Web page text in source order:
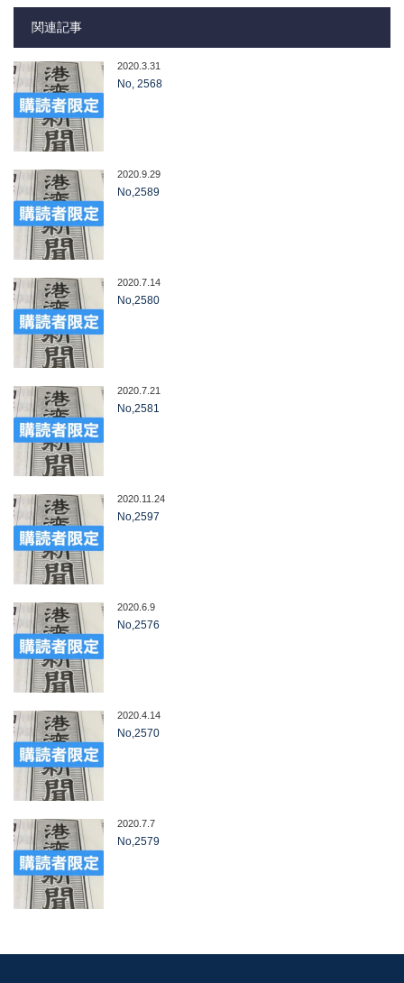
関連記事
2020.3.31
No, 2568
2020.9.29
No,2589
2020.7.14
No,2580
2020.7.21
No,2581
2020.11.24
No,2597
2020.6.9
No,2576
2020.4.14
No,2570
2020.7.7
No,2579